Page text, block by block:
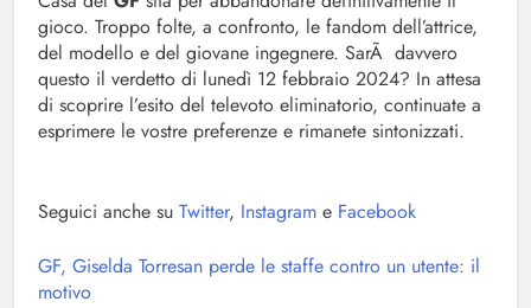
gioco. Troppo folte, a confronto, le fandom dell’attrice,
del modello e del giovane ingegnere. SarÃ davvero
questo il verdetto di lunedì 12 febbraio 2024? In attesa
di scoprire l’esito del televoto eliminatorio, continuate a
esprimere le vostre preferenze e rimanete sintonizzati.
Seguici anche su Twitter, Instagram e Facebook
GF, Giselda Torresan perde le staffe contro un utente: il
motivo